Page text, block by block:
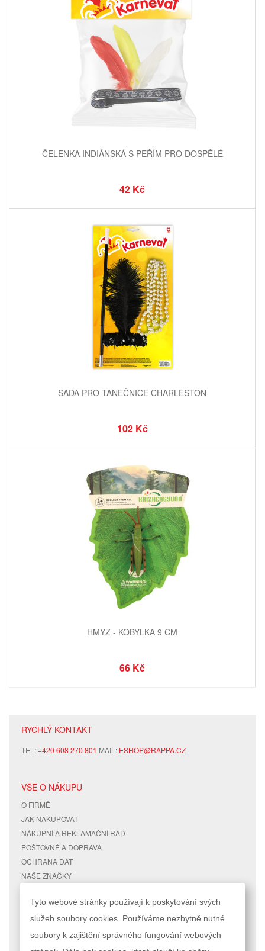
ČELENKA INDIÁNSKÁ S PEŘÍM PRO DOSPĚLÉ
42 Kč
SADA PRO TANEČNICE CHARLESTON
102 Kč
HMYZ - KOBYLKA 9 CM
66 Kč
RYCHLÝ KONTAKT
TEL:+420 608 270 801 MAIL: ESHOP@RAPPA.CZ
VŠE O NÁKUPU
O FIRMĚ
JAK NAKUPOVAT
NÁKUPNÍ A REKLAMAČNÍ ŘÁD
POŠTOVNÉ A DOPRAVA
OCHRANA DAT
NAŠE ZNAČKY
RYCHLÉ ODKAZY
MAPA STRÁNEK
ÚČET
MŮJ ÚČET
Tyto webové stránky používají k poskytování svých
služeb soubory cookies. Používáme nezbytně nutné
soubory k zajištění správného fungování webových